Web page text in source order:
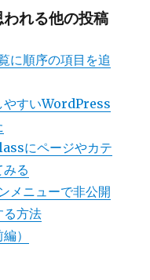
れる他の投稿
に順序の項目を追
やすいWordPress
にページやカテ
る
メニューで非公開
る方法
）